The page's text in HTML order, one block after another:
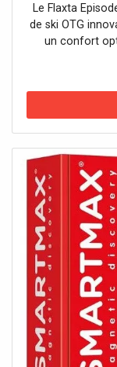
Le Flaxta
de ski OTG
un confort